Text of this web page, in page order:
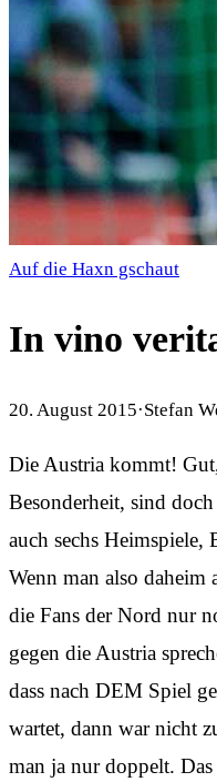
Auf die Haxn gschaut
In vino
20. August 2015·Stefan
Die Austria kommt!
Besonderheit, sind
auch sechs Heimspiele,
Wenn man also
die Fans der Nord nur
gegen die Austria
dass nach DEM Spiel
wartet, dann war nicht
man ja nur doppelt.